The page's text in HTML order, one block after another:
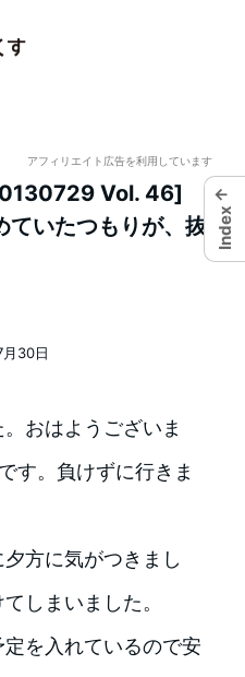
アフィリエイト広告を利用しています
Vol. 46]
ていたつもりが、抜
30日
おはようございま
す。負けずに行きま
方に気がつきまし
しまいました。
を入れているので安
←
Index